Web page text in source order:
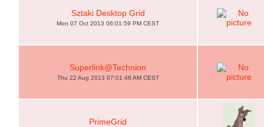
Sztaki Desktop Grid
Mon 07 Oct 2013 06:01:59 PM CEST
Superlink@Technion
Thu 22 Aug 2013 07:01:48 AM CEST
PrimeGrid